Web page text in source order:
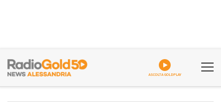
ASCOLTA GOLDPLAY